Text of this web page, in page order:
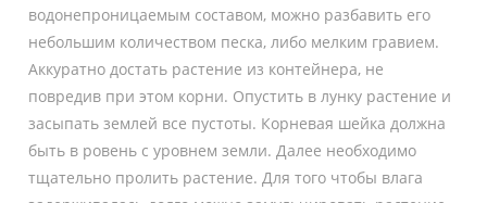
водонепроницаемым составом, можно разбавить его
небольшим количеством песка, либо мелким гравием.
Аккуратно достать растение из контейнера, не
повредив при этом корни. Опустить в лунку растение и
засыпать землей все пустоты. Корневая шейка должна
быть в ровень с уровнем земли. Далее необходимо
тщательно пролить растение. Для того чтобы влага